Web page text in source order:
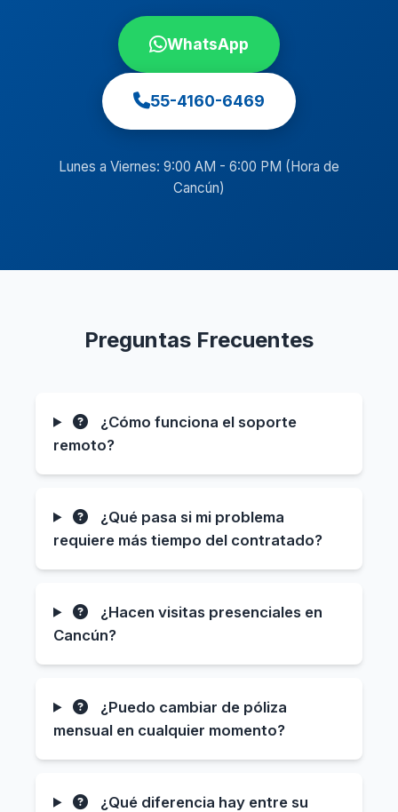
WhatsApp
55-4160-6469
Lunes a Viernes: 9:00 AM - 6:00 PM (Hora de
Cancún)
Preguntas Frecuentes
¿Cómo funciona el soporte
remoto?
¿Qué pasa si mi problema
requiere más tiempo del contratado?
¿Hacen visitas presenciales en
Cancún?
¿Puedo cambiar de póliza
mensual en cualquier momento?
¿Qué diferencia hay entre su